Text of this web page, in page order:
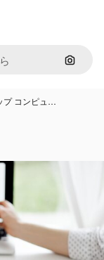
画像で
プ コンピュ…